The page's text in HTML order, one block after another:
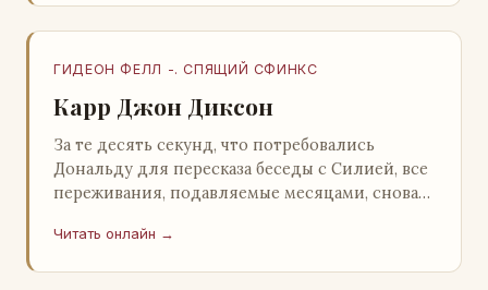
ГИДЕОН ФЕЛЛ -. СПЯЩИЙ СФИНКС
Карр Джон Диксон
За те десять секунд, что потребовались
Дональду для пересказа беседы с Силией, все
переживания, подавляемые месяцами, снова
среди…
Читать онлайн →